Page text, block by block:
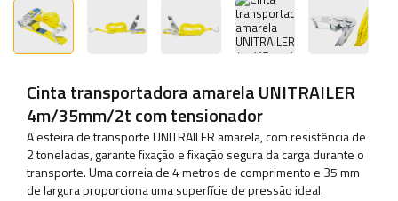
Cinta transportadora amarela UNITRAILER
4m/35mm/2t com tensionador
A esteira de transporte UNITRAILER amarela, com resistência de
2 toneladas, garante fixação e fixação segura da carga durante o
transporte. Uma correia de 4 metros de comprimento e 35 mm
de largura proporciona uma superfície de pressão ideal.